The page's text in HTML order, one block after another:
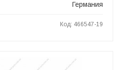
Германия
Код: 466547-19